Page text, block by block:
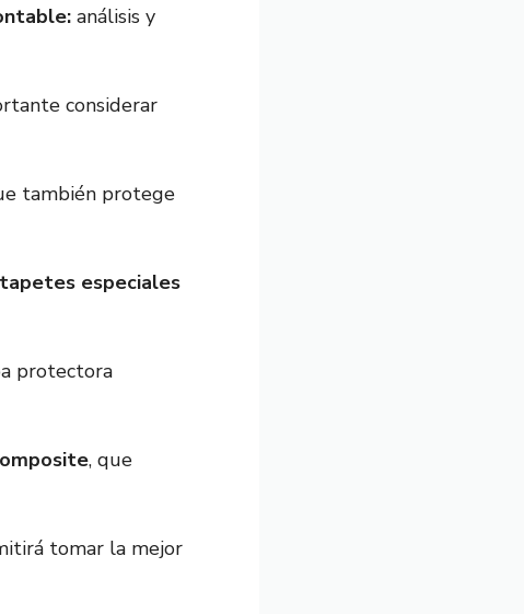
análisis y
considerar
también protege
especiales
protectora
, que
tomar la mejor